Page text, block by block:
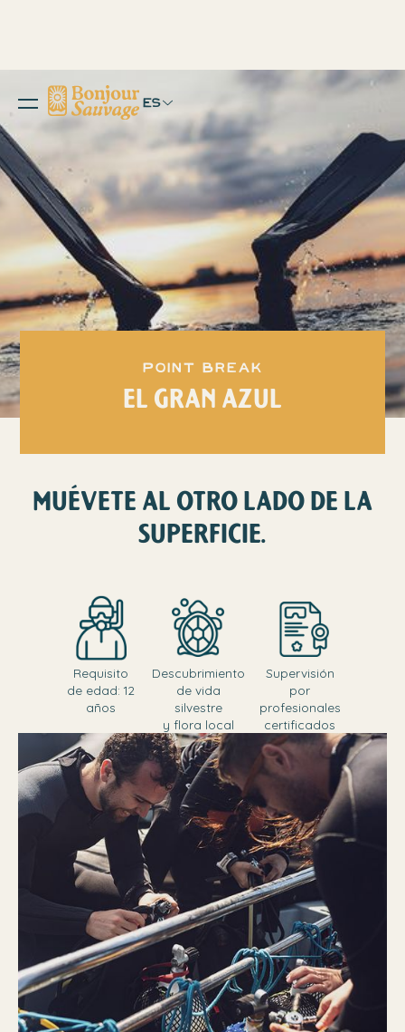
ES
Point Break
EL GRAN AZUL
MUÉVETE AL OTRO LADO DE LA
SUPERFICIE.
Requisito
de edad: 12
años
Descubrimiento
de vida
silvestre
y flora local
Supervisión
por
profesionales
certificados